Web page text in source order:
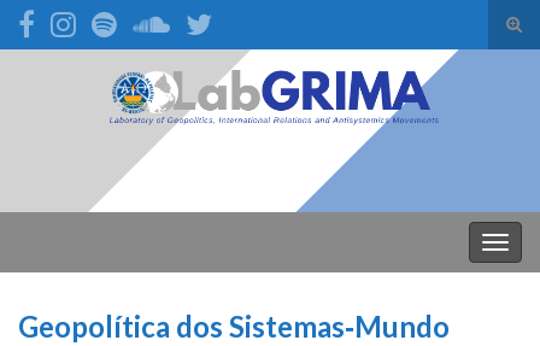
Search for:
Geopolítica dos Sistemas‑Mundo